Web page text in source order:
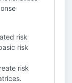
risk
risk
risk